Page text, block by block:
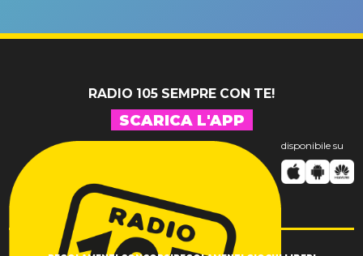
RADIO 105 SEMPRE CON TE!
SCARICA L'APP
disponibile su